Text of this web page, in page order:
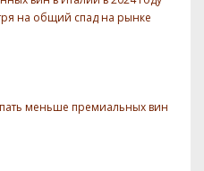
на общий спад на рынке
меньше премиальных вин